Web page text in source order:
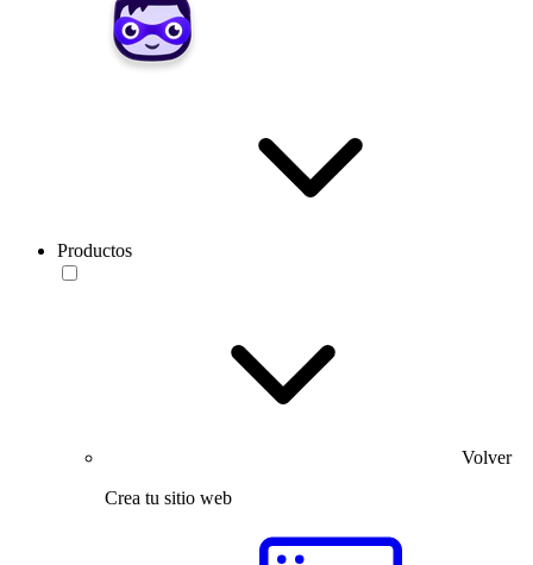
Productos
Volver
Crea tu sitio web